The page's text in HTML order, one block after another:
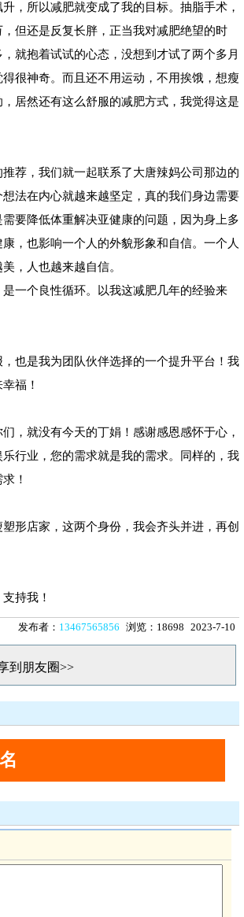
，所以减肥就变成了我的目标。抽脂手术，
但还是反复长胖，正当我对减肥绝望的时
就抱着试试的心态，没想到才试了两个多月
很神奇。而且还不用运动，不用挨饿，想瘦
居然还有这么舒服的减肥方式，我觉得这是
荐，我们就一起联系了大唐辣妈公司那边的
法在内心就越来越坚定，真的我们身边需要
要降低体重解决亚健康的问题，因为身上多
，也影响一个人的外貌形象和自信。一个人
，人也越来越自信。
一个良性循环。以我这减肥几年的经验来
也是我为团队伙伴选择的一个提升平台！我
福！
，就没有今天的丁娟！感谢感恩感怀于心，
行业，您的需求就是我的需求。同样的，我
！
形店家，这两个身份，我会齐头并进，再创
持我！
发布者： 13467565856 浏览：18698 2023-7-10
到朋友圈>>